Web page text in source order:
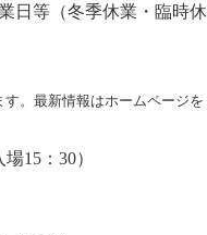
日等（冬季休業・臨時休
。最新情報はホームページを
15：30）